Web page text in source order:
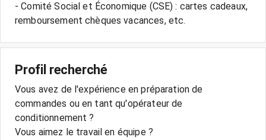
- Comité Social et Économique (CSE) : cartes cadeaux,
Profil recherché
Vous avez de l'expérience en préparation de
commandes ou en tant qu'opérateur de
conditionnement ?
Vous aimez le travail en équipe ?